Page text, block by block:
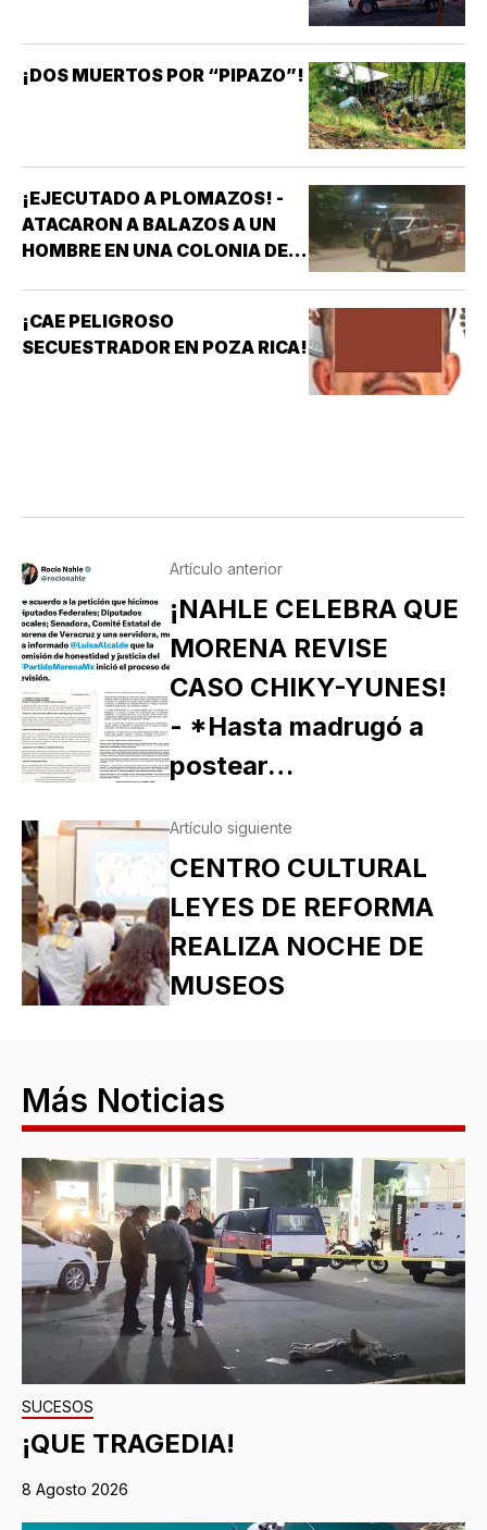
¡DOS MUERTOS POR “PIPAZO”!
¡EJECUTADO A PLOMAZOS! -
ATACARON A BALAZOS A UN
HOMBRE EN UNA COLONIA DE
¡CAE PELIGROSO
SECUESTRADOR EN POZA RICA!
Artículo anterior
¡NAHLE CELEBRA QUE
MORENA REVISE
CASO CHIKY-YUNES!
- *Hasta madrugó a
postear…
Artículo siguiente
CENTRO CULTURAL
LEYES DE REFORMA
REALIZA NOCHE DE
MUSEOS
Más Noticias
SUCESOS
¡QUE TRAGEDIA!
8 Agosto 2026